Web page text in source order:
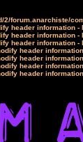
2/forum.anarchiste/
header information
header information
header information
header
header
header
header